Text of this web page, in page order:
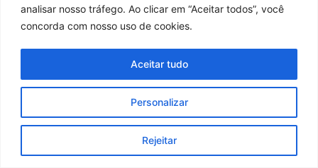
analisar nosso tráfego. Ao clicar em “Aceitar todos”, você
concorda com nosso uso de cookies.
Personalizar
Rejeitar
Aceitar tudo